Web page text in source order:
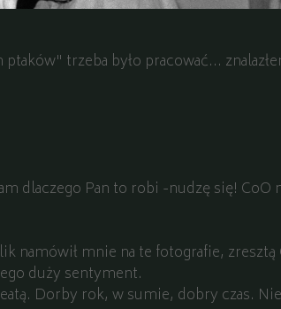
trzeba było pracować...
dlaczego Pan to robi -nudzę się! CoO
namówił mnie na te fotografie, zresztą
duży sentyment.
Dorby rok, w sumie, dobry czas.